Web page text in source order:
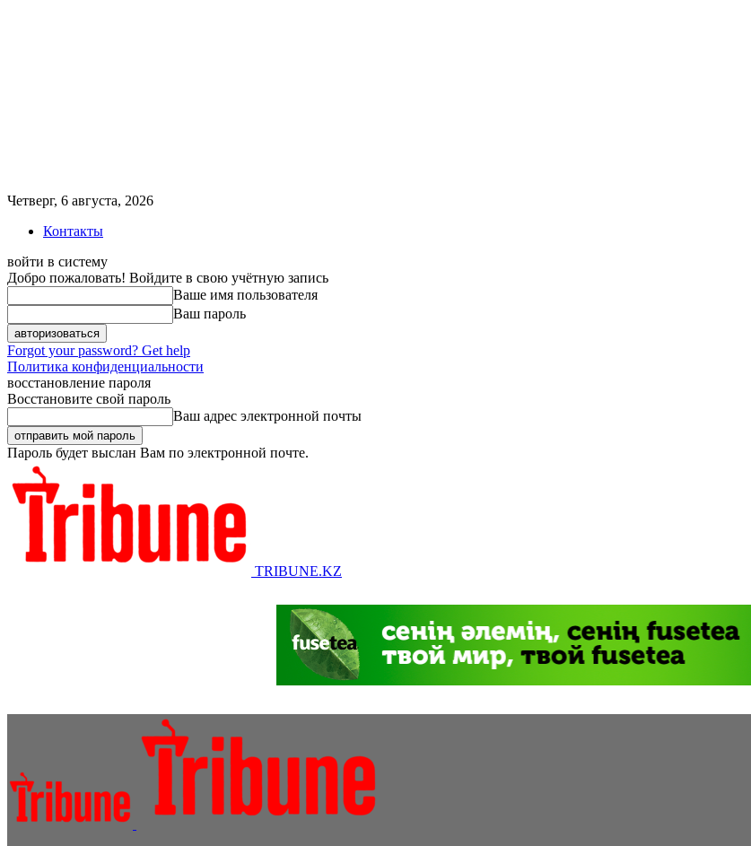
Четверг, 6 августа, 2026
Контакты
войти в систему
Добро пожаловать! Войдите в свою учётную запись
Ваше имя пользователя
Ваш пароль
Forgot your password? Get help
Политика конфиденциальности
восстановление пароля
Восстановите свой пароль
Ваш адрес электронной почты
Пароль будет выслан Вам по электронной почте.
TRIBUNE.KZ